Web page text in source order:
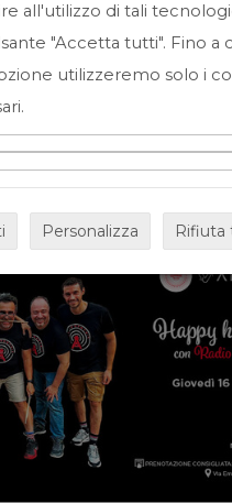
all'utilizzo di tali
"Accetta tutti". Fino a
utilizzeremo solo i
Personalizza Rifiuta